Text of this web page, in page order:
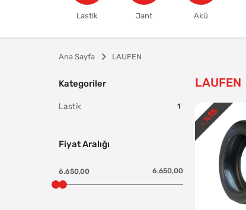
Lastik Jant Akü
Ana Sayfa LAUFEN
LAUFEN
- %
15
Kategoriler
Lastik 1
Fiyat Aralığı
6.650,00 6.650,00